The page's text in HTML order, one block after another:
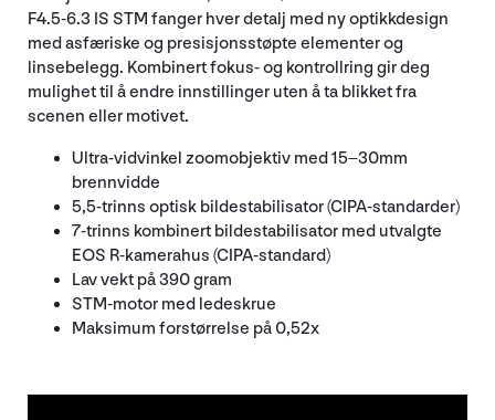
F4.5-6.3 IS STM fanger hver detalj med ny optikkdesign
med asfæriske og presisjonsstøpte elementer og
linsebelegg. Kombinert fokus- og kontrollring gir deg
mulighet til å endre innstillinger uten å ta blikket fra
scenen eller motivet.
Ultra-vidvinkel zoomobjektiv med 15–30mm
brennvidde
5,5-trinns optisk bildestabilisator (CIPA-standarder)
7-trinns kombinert bildestabilisator med utvalgte
EOS R-kamerahus (CIPA-standard)
Lav vekt på 390 gram
STM-motor med ledeskrue
Maksimum forstørrelse på 0,52x